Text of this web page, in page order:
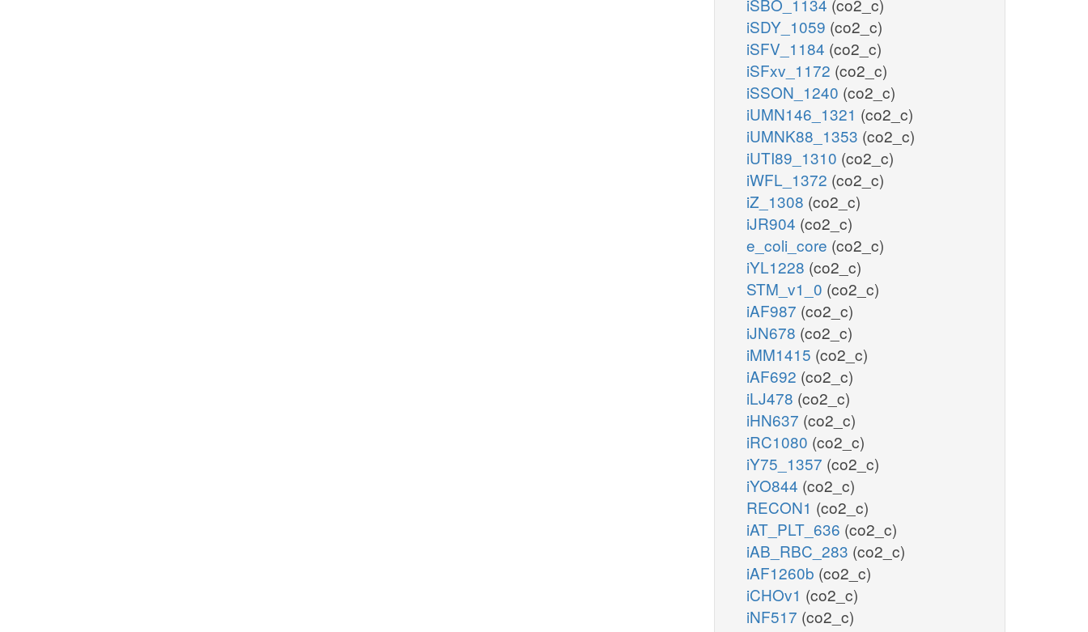
iSBO_1134 (co2_c)
iSDY_1059 (co2_c)
iSFV_1184 (co2_c)
iSFxv_1172 (co2_c)
iSSON_1240 (co2_c)
iUMN146_1321 (co2_c)
iUMNK88_1353 (co2_c)
iUTI89_1310 (co2_c)
iWFL_1372 (co2_c)
iZ_1308 (co2_c)
iJR904 (co2_c)
e_coli_core (co2_c)
iYL1228 (co2_c)
STM_v1_0 (co2_c)
iAF987 (co2_c)
iJN678 (co2_c)
iMM1415 (co2_c)
iAF692 (co2_c)
iLJ478 (co2_c)
iHN637 (co2_c)
iRC1080 (co2_c)
iY75_1357 (co2_c)
iYO844 (co2_c)
RECON1 (co2_c)
iAT_PLT_636 (co2_c)
iAB_RBC_283 (co2_c)
iAF1260b (co2_c)
iCHOv1 (co2_c)
iNF517 (co2_c)